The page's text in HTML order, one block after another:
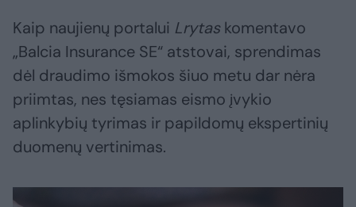
Kaip naujienų portalui Lrytaskomentavo
„Balcia Insurance SE“ atstovai, sprendimas
dėl draudimo išmokos šiuo metu dar nėra
priimtas, nes tęsiamas eismo įvykio
aplinkybių tyrimas ir papildomų ekspertinių
duomenų vertinimas.